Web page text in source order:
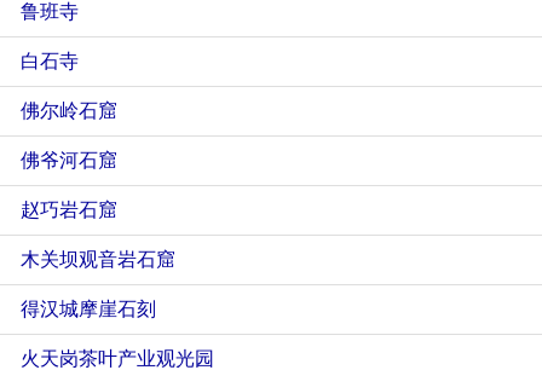
鲁班寺
白石寺
佛尔岭石窟
佛爷河石窟
赵巧岩石窟
木关坝观音岩石窟
得汉城摩崖石刻
火天岗茶叶产业观光园